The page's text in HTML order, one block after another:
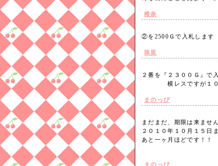
稚奈
②を2500Ｇで入札しま
珠里
２番を『２３００Ｇ』で
横レスですが１０月
まのっぴ
まだまだ、期限は来ませ
２０１０年１０月１５日
あと一ヶ月ほどです！！
まのっぴ